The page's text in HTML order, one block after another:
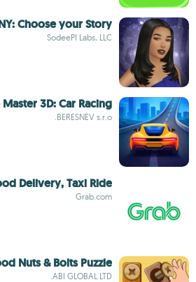
Choose your Story
SodeePI Labs, LLC
Master 3D: Car Racing
BERESNEV s.r.o.
Delivery, Taxi Ride
Grab.com
Nuts & Bolts Puzzle
ABI GLOBAL LTD.